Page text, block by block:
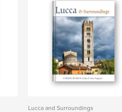
Lucca and Surroundings